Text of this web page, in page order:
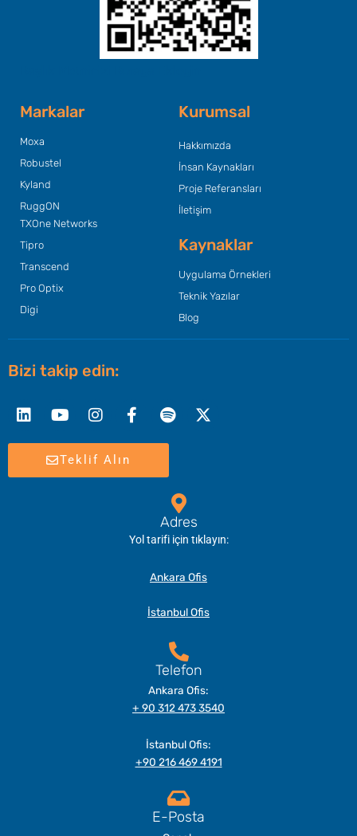
Markalar
Moxa
Robustel
Kyland
RuggON
TXOne Networks
Tipro
Transcend
Pro Optix
Digi
Kurumsal
Hakkımızda
İnsan Kaynakları
Proje Referansları
İletişim
Kaynaklar
Uygulama Örnekleri
Teknik Yazılar
Blog
Bizi takip edin:
f
twitter
Teklif Alın
Adres
Yol tarifi için tıklayın:
Ankara Ofis
İstanbul Ofis
Telefon
Ankara Ofis:
+ 90 312 473 3540
İstanbul Ofis:
+90 216 469 4191
E-Posta